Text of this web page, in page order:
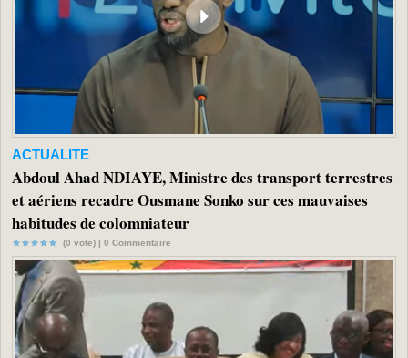
ACTUALITE
Abdoul Ahad NDIAYE, Ministre des transport terrestres
et aériens recadre Ousmane Sonko sur ces mauvaises
habitudes de colomniateur
(0 vote) | 0 Commentaire